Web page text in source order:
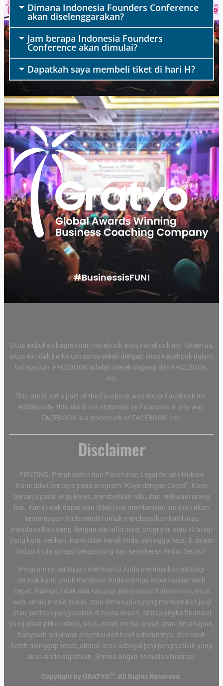
Dimana Indonesia Founders Conference
akan diselenggarakan?
Jam berapa Indonesia Founders
Conference akan dimulai?
Dapatkah saya membeli tiket di hari H?
#BusinessisFUN!
Situs ini bukan bagian dari Facebook atau Facebook Inc. Selain itu,
situs ini tidak berkaitan sama sekali dengan situs Facebook dalam
hal apapun. FACEBOOK adalah merek dagang dari FACEBOOK,
Inc.
This site is not a part of the Facebook website or Facebook Inc.
Additionally, this site is not endorsed by Facebook in any way.
FACEBOOK is a trademark of FACEBOOK, Inc.
Disclaimer
PENTING: Penghasilan dan Penafsiran Legal Secara Hukum
Kami tidak percaya pada program “Kaya dengan Cepat”. Kami
percaya pada kerja keras, memberikan nilai, dan melayani orang
lain. Kami tidak dapat dan tidak bisa memberikan jaminan akan
kemampuan Anda sendiri untuk mendapatkan hasil atau
mendapatkan uang dengan ide, informasi, program, atau strategi
yang kami berikan. Kami tidak kenal Anda, sehingga hasil di dalam
hidup Anda sangat bergantung dari kerja keras Anda. Setuju?
Program ini bertujuan membantu Anda memberikan strategi
terbaik kami untuk membuat Anda menuju keberhasilan lebih
cepat. Namun, tidak ada satupun pernyataan halaman ini, situs
web, email, media sosial, atau dimanapun yang memberikan janji
atau jaminan penghasilan di masa depan. Setiap angka finansial
yang ditampilkan disini, situs, email, media sosial, atau dimanapun,
hanyalah perkiraan proyeksi dari hasil sebelumnya, dan tidak
boleh dianggap tepat, aktual, atau sebagai janji penghasilan yang
akan Anda dapatkan. Semua Angka hanyalah ilustrasi.
Copyright by GRATYO®. All Rights Reserved.